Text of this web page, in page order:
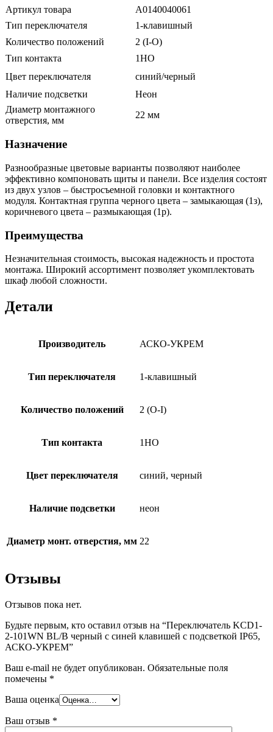
Артикул товара
A0140040061
Тип переключателя
1-клавишный
Количество положений
2 (I-O)
Тип контакта
1НО
Цвет переключателя
синий/черный
Наличие подсветки
Неон
Диаметр монтажного
отверстия, мм
22 мм
Назначение
Разнообразные цветовые варианты позволяют наиболее
эффективно компоновать щиты и панели. Все изделия состоят
из двух узлов – быстросъемной головки и контактного
модуля. Контактная группа черного цвета – замыкающая (1з),
коричневого цвета – размыкающая (1р).
Преимущества
Незначительная стоимость, высокая надежность и простота
монтажа. Широкий ассортимент позволяет укомплектовать
шкаф любой сложности.
Детали
Производитель АСКО-УКРЕМ
Тип переключателя 1-клавишный
Количество положений 2 (O-I)
Тип контакта 1НО
Цвет переключателя синий, черный
Наличие подсветки неон
Диаметр монт. отверстия, мм 22
Отзывы
Отзывов пока нет.
Будьте первым, кто оставил отзыв на “Переключатель KCD1-
2-101WN BL/B черный с синей клавишей с подсветкой IP65,
АСКО-УКРЕМ”
Ваш e-mail не будет опубликован. Обязательные поля
помечены *
Ваша оценка
Ваш отзыв *